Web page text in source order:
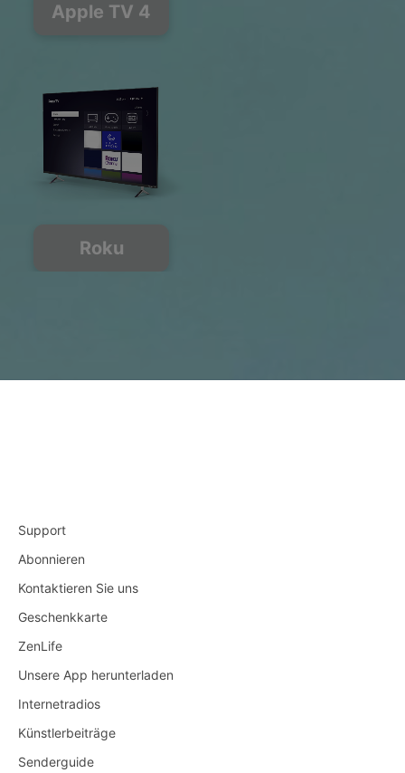
Apple TV 4
Roku
Support
Abonnieren
Kontaktieren Sie uns
Geschenkkarte
ZenLife
Unsere App herunterladen
Internetradios
Künstlerbeiträge
Senderguide